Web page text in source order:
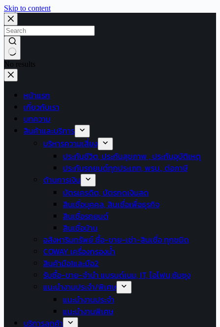
Skip to content
No results
หน้าแรก
เกี่ยวกับเรา
บทความ
สินค้าและบริการ
บริหารความเสี่ยง
ประกันชีวิต, ประกันสุขภาพ , ประกันอุบัติเหตุ
ประกันรถยนต์ทุกประเภท, พรบ., ต่อภาษี
ด้านการเงิน
บัตรเครดิต, บัตรกดเงินสด
สินเชื่อบุคคล, สินเชื่อเพื่อธุรกิจ
สินเชื่อรถยนต์
สินเชื่อบ้าน
อสังหาริมทรัพย์ ซื้อ-ขาย-เช่า-สินเชื่อ ทุกชนิด
COWAY เครื่องกรองน้ำ
สินค้ามือ1และมือ2
รับซื้อ-ขาย-จำนำ แบรนด์เนม, IT, ไอโฟน,ซัมซุง
แนะนำงานประจำ/พิเศษ
แนะนำงานประจำ
แนะนำงานพิเศษ
บริการลูกค้า